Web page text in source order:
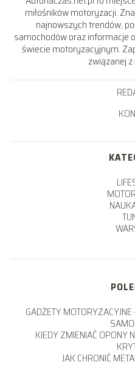
miłośników motoryzacji.
najnowszych trendów,
samochodów oraz informacje
świecie motoryzacyjnym.
związanej
GADŻETY
KIEDY ZMIENIAĆ OPONY
JAK CHRONIĆ